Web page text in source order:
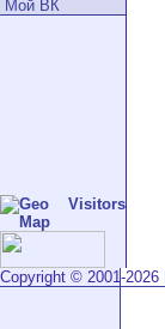
Мой ВК
Copyright © 2001-2026